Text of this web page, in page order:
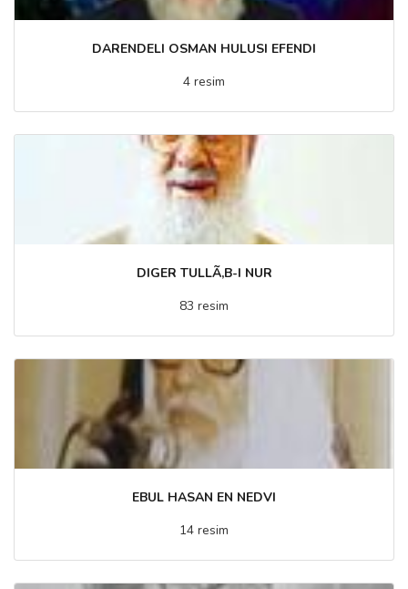
DARENDELI OSMAN HULUSI EFENDI
4 resim
DIGER TULLÃ‚B-I NUR
83 resim
EBUL HASAN EN NEDVI
14 resim